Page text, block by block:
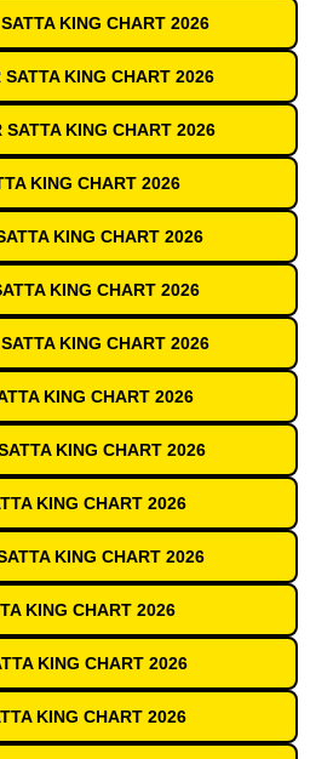
KING CHART 2026
KING CHART 2026
SATTA KING CHART 2026
KING CHART 2026
KING CHART 2026
KING CHART 2026
KING CHART 2026
KING CHART 2026
KING CHART 2026
KING CHART 2026
KING CHART 2026
KING CHART 2026
KING CHART 2026
KING CHART 2026